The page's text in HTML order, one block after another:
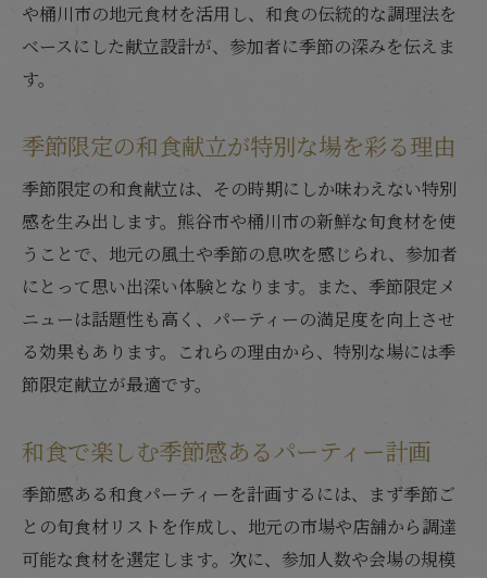
や桶川市の地元食材を活用し、和食の伝統的な調理法を
ベースにした献立設計が、参加者に季節の深みを伝えま
す。
季節限定の和食献立が特別な場を彩る理由
季節限定の和食献立は、その時期にしか味わえない特別
感を生み出します。熊谷市や桶川市の新鮮な旬食材を使
うことで、地元の風土や季節の息吹を感じられ、参加者
にとって思い出深い体験となります。また、季節限定メ
ニューは話題性も高く、パーティーの満足度を向上させ
る効果もあります。これらの理由から、特別な場には季
節限定献立が最適です。
和食で楽しむ季節感あるパーティー計画
季節感ある和食パーティーを計画するには、まず季節ご
との旬食材リストを作成し、地元の市場や店舗から調達
可能な食材を選定します。次に、参加人数や会場の規模